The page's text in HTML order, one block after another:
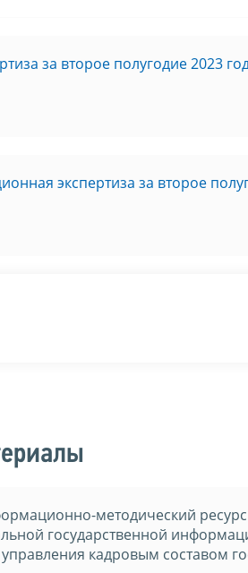
за второе полугодие 2023
экспертиза за второе
методический
государственной
кадровым составом